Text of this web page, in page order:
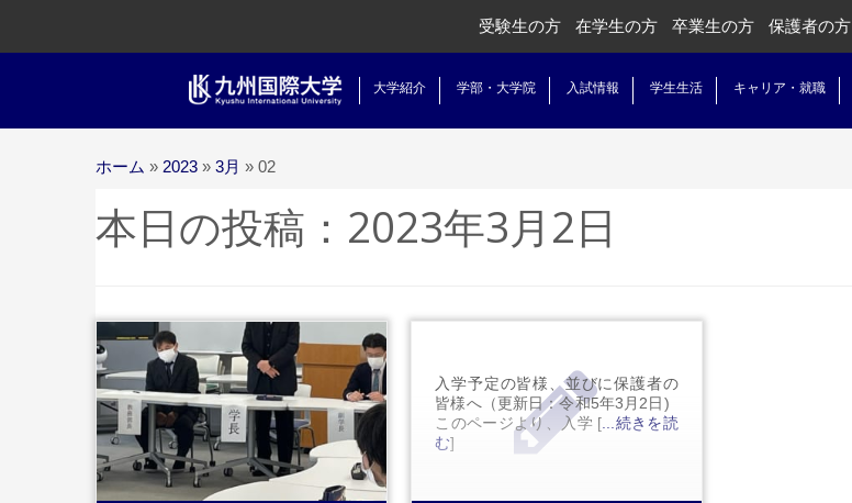
受験生の方 在学生の方 卒業生の方 保護者の方
大学紹介 学部・大学院 入試情報 学生生活 キャリア・就職
ホーム » 2023 » 3月 » 02
本日の投稿： 2023年3月2日
...続きを読む
入学予定の皆様、並びに保護者の
皆様へ（更新日：令和5年3月2日)
このページより、入学 [ ...続きを読
む]